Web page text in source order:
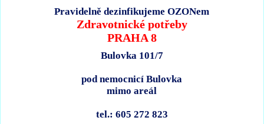
Pravidelně dezinfikujeme OZONem
Zdravotnické potřeby
PRAHA 8
Bulovka 101/7
pod nemocnicí Bulovka
mimo areál
tel.: 605 272 823